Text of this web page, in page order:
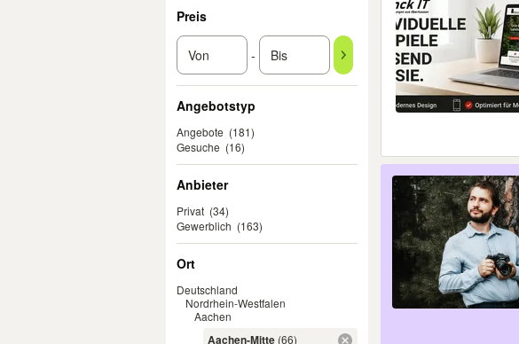
Preis
-
Angebotstyp
Angebote (181)
Gesuche (16)
Anbieter
Privat (34)
Gewerblich (163)
Ort
Deutschland
Nordrhein-Westfalen
Aachen
Aachen-Mitte (66)